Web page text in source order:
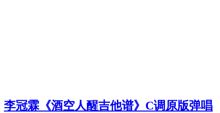
李冠霖《酒空人醒吉他谱》C调原版弹唱